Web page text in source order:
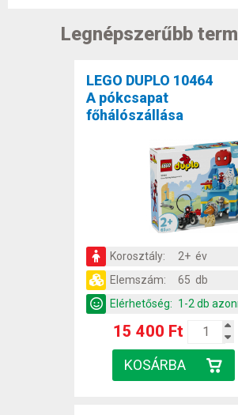
Legnépszerűbb
LEGO DUPLO 10464
A pókcsapat
főhálószállása
Korosztály:
2+ év
Elemszám:
65 db
Elérhetőség: 1-2 db
15 400 Ft